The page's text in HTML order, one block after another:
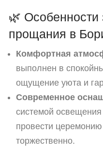
🌿 Особенности
прощания в
Комфортная
выполнен в
ощущение уюта и
Современное
системой освещения
провести
торжественно.